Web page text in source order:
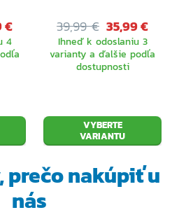
€
4
39,99 € 35,99 €
Ihneď k odoslaniu 3
varianty a ďalšie podľa
dostupnosti
VYBERTE
VARIANTU
prečonakúpiť u
nás